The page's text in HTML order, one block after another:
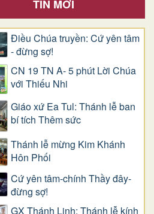
TIN MỚI
Điều Chúa truyền: Cứ yên tâm
- đừng sợ!
CN 19 TN A- 5 phút Lời Chúa
với Thiếu Nhi
Giáo xứ Ea Tul: Thánh lễ ban
bí tích Thêm sức
Thánh lễ mừng Kim Khánh
Hôn Phối
Cứ yên tâm-chính Thầy đây-
đừng sợ!
GX Thánh Linh: Thánh lễ kính